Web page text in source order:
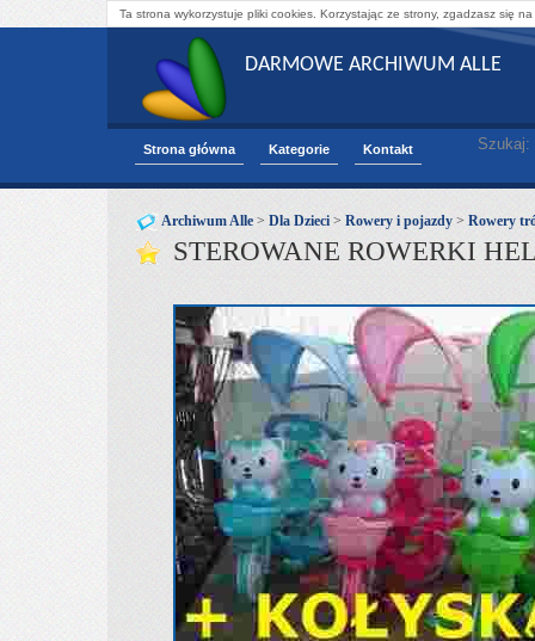
Ta strona wykorzystuje pliki cookies. Korzystając ze strony, zgadzasz się
DARMOWE ARCHIWUM ALLE
Strona główna Kategorie Kontakt Szukaj:
Archiwum Alle > Dla Dzieci > Rowery i pojazdy > Rowery
STEROWANE ROWERKI